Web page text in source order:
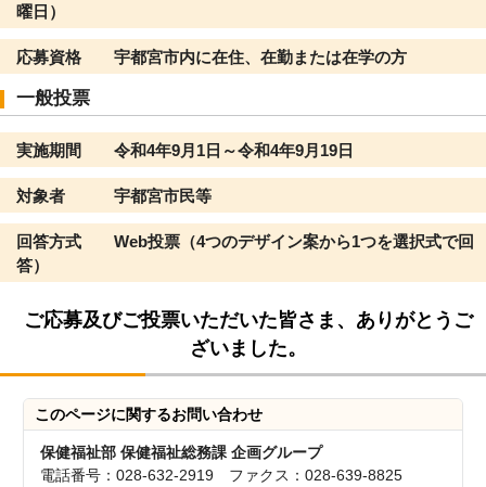
曜日）
応募資格 宇都宮市内に在住、在勤または在学の方
一般投票
実施期間 令和4年9月1日～令和4年9月19日
対象者 宇都宮市民等
回答方式 Web投票（4つのデザイン案から1つを選択式で回
答）
ご応募及びご投票いただいた皆さま、ありがとうご
ざいました。
このページに関するお問い合わせ
保健福祉部 保健福祉総務課 企画グループ
電話番号：028-632-2919 ファクス：028-639-8825